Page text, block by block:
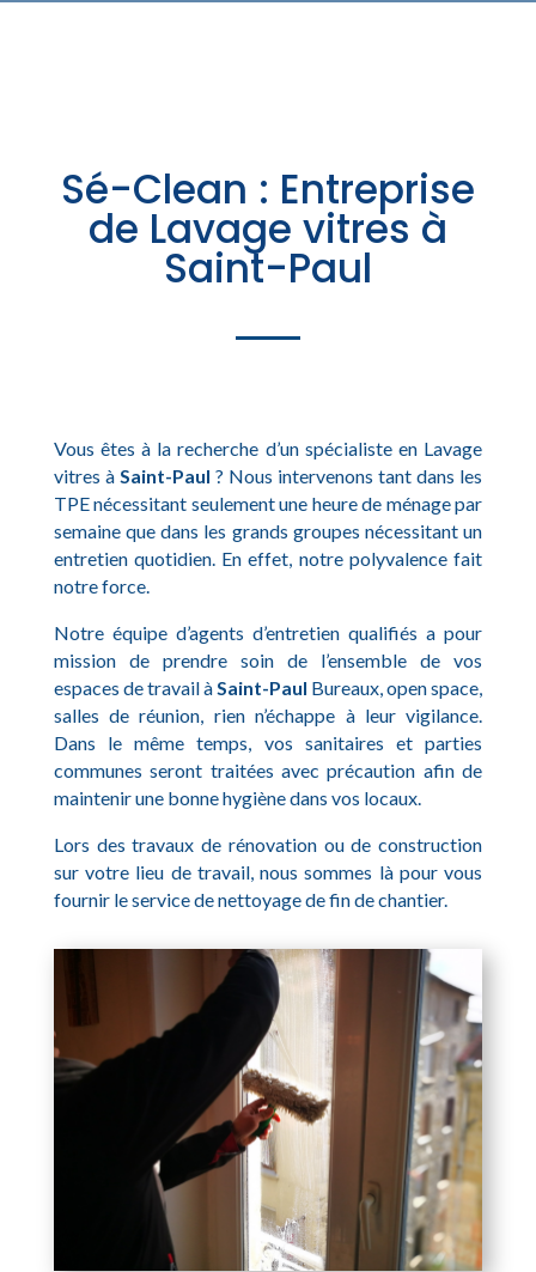
Sé-Clean : Entreprise
de Lavage vitres à
Saint-Paul
Vous êtes à la recherche d’un spécialiste en Lavage
vitres à Saint-Paul ? Nous intervenons tant dans les
TPE nécessitant seulement une heure de ménage par
semaine que dans les grands groupes nécessitant un
entretien quotidien. En effet, notre polyvalence fait
notre force.
Notre équipe d’agents d’entretien qualifiés a pour
mission de prendre soin de l’ensemble de vos
espaces de travail àSaint-Paul Bureaux, open space,
salles de réunion, rien n’échappe à leur vigilance.
Dans le même temps, vos sanitaires et parties
communes seront traitées avec précaution afin de
maintenir une bonne hygiène dans vos locaux.
Lors des travaux de rénovation ou de construction
sur votre lieu de travail, nous sommes là pour vous
fournir le service de nettoyage de fin de chantier.